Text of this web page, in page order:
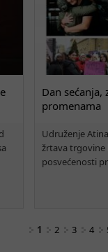
Dan sećanja,
promenama
Udruženje
žrtava trgovine
posvećenosti
1 2 3 4